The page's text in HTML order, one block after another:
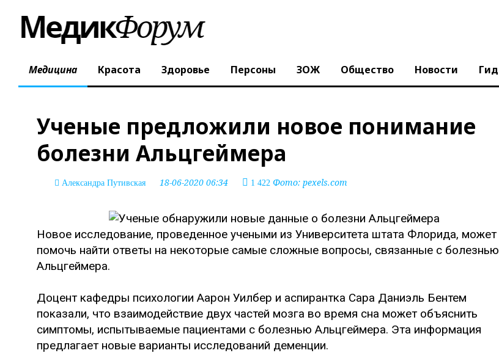
Медицина Красота Здоровье Персоны ЗОЖ Общество Новости Гид
Ученые предложили новое понимание
болезни Альцгеймера
Александра Путивская 18-06-2020 06:34 1 422 Фото: pexels.com
Новое исследование, проведенное учеными из Университета штата Флорида, может
помочь найти ответы на некоторые самые сложные вопросы, связанные с болезнью
Альцгеймера.
Доцент кафедры психологии Аарон Уилбер и аспирантка Сара Даниэль Бентем
показали, что взаимодействие двух частей мозга во время сна может объяснить
симптомы, испытываемые пациентами с болезнью Альцгеймера. Эта информация
предлагает новые варианты исследований деменции.